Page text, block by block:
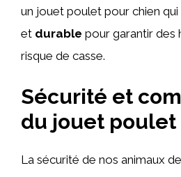
un jouet poulet pour chien qui
et durable pour garantir des
risque de casse.
Sécurité et
du jouet poulet
La sécurité de nos animaux